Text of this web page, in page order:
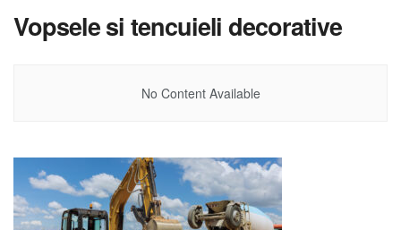
Vopsele si tencuieli decorative
No Content Available